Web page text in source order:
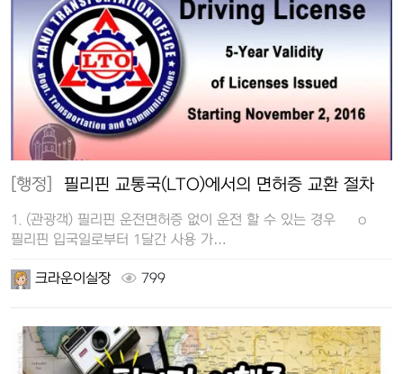
[행정] 필리핀 교통국(LTO)에서의 면허증 교환 절차
1. (관광객) 필리핀 운전면허증 없이 운전 할 수 있는 경우 o
필리핀 입국일로부터 1달간 사용 가…
크라운이실장 799